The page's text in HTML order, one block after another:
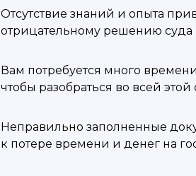
Отсутствие знаний и опыта
отрицательному решению
Вам потребуется много
чтобы разобраться во всей этой
Неправильно заполненные
к потере времени и денег на